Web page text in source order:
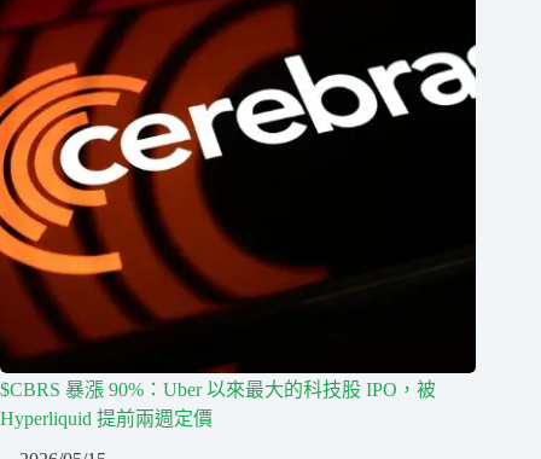
$CBRS 暴漲 90%：Uber 以來最大的科技股 IPO，被
Hyperliquid 提前兩週定價